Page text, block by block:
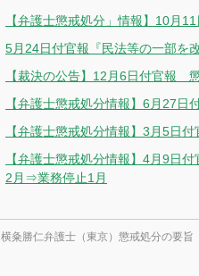
【弁護士懲戒処分」情報】10月
5月24日付官報『民法等の一部を
【裁決の公告】12月6日付官報
【弁護士懲戒処分情報】6月27日
【弁護士懲戒処分情報】3月5日
【弁護士懲戒処分情報】4月9日
2月⇒業務停止1月
横粂勝仁弁護士（東京）懲戒処分の要